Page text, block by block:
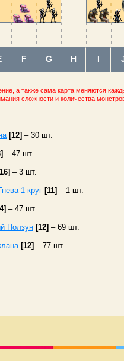
F G H I
а также сама карта меняются
сложности и количества
[12] – 30 шт.
– 47 шт.
– 3 шт.
1 круг [11] – 1 шт.
– 47 шт.
Ползун [12] – 69 шт.
[12] – 77 шт.